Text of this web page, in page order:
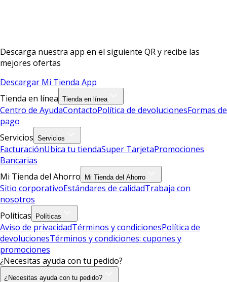
Descarga nuestra app en el siguiente QR y recibe las
mejores ofertas
Descargar Mi Tienda App
Tienda en línea Tienda en línea
Centro de AyudaContactoPolítica de devolucionesFormas de
pago
Servicios Servicios
FacturaciónUbica tu tiendaSuper TarjetaPromociones
Bancarias
Mi Tienda del Ahorro
Mi Tienda del Ahorro
Sitio corporativoEstándares de calidadTrabaja con
nosotros
Políticas
Políticas
Aviso de privacidadTérminos y condicionesPolítica de
devolucionesTérminos y condiciones: cupones y
promociones
¿Necesitas ayuda con tu pedido?
¿Necesitas ayuda con tu pedido?